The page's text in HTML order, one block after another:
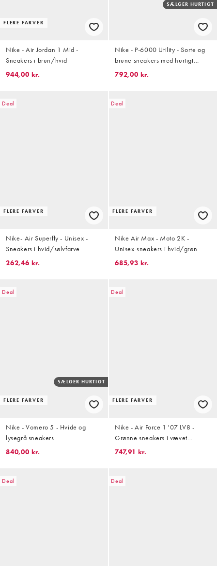
FLERE FARVER
Nike - Air Jordan 1 Mid -
Sneakers i brun/hvid
944,00 kr.
SÆLGER HURTIGT
Nike - P-6000 Utility - Sorte og
brune sneakers med hurtigt
snøresystem
792,00 kr.
Deal
FLERE FARVER
Nike- Air Superfly - Unisex -
Sneakers i hvid/sølvfarve
262,46 kr.
Deal
FLERE FARVER
Nike Air Max - Moto 2K -
Unisex-sneakers i hvid/grøn
685,93 kr.
Deal
FLERE FARVER
SÆLGER HURTIGT
Nike - Vomero 5 - Hvide og
lysegrå sneakers
840,00 kr.
Deal
FLERE FARVER
Nike - Air Force 1 '07 LV8 -
Grønne sneakers i vævet
materiale
747,91 kr.
Deal Deal